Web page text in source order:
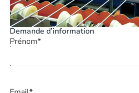
Demande d’information
Prénom*